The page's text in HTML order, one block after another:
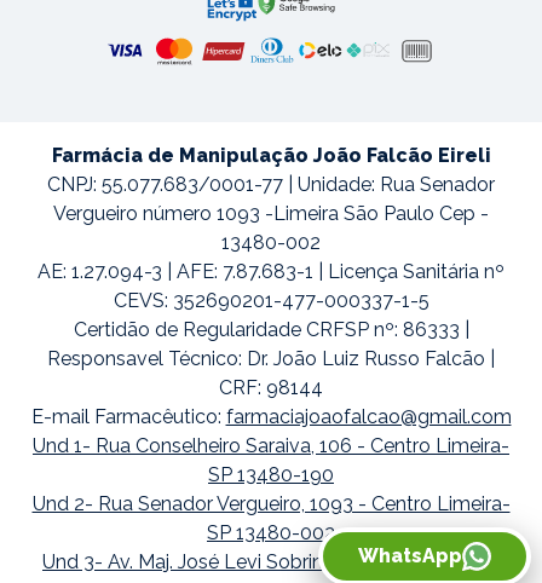
Farmácia de Manipulação João Falcão Eireli
CNPJ: 55.077.683/0001-77 | Unidade: Rua Senador
Vergueiro número 1093 -Limeira São Paulo Cep -
13480-002
AE: 1.27.094-3 | AFE: 7.87.683-1 | Licença Sanitária nº
CEVS: 352690201-477-000337-1-5
Certidão de Regularidade CRFSP nº: 86333 |
Responsavel Técnico: Dr. João Luiz Russo Falcão |
CRF: 98144
E-mail Farmacêutico: farmaciajoaofalcao@gmail.com
Und 1- Rua Conselheiro Saraiva, 106 - Centro Limeira-
SP 13480-190
Und 2- Rua Senador Vergueiro, 1093 - Centro Limeira-
SP 13480-002
Und 3- Av. Maj. José Levi Sobrinho, 1738 - Boa Vista
WhatsApp